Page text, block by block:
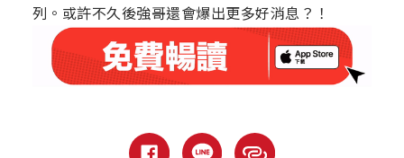
列。或許不久後強哥還會爆出更多好消息？！